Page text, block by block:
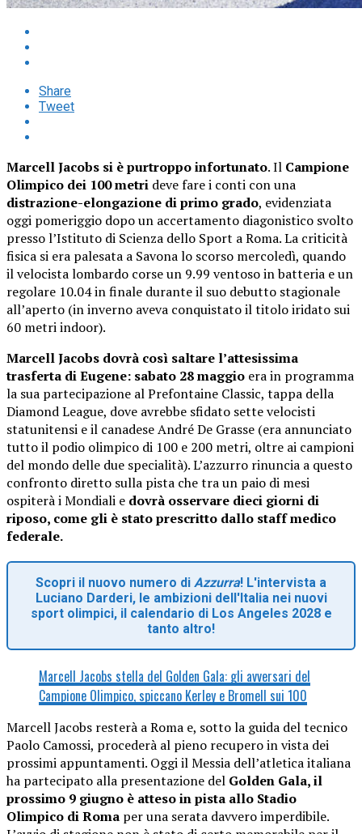
Share
Tweet
Marcell Jacobs si è purtroppo infortunato. Il Campione
Olimpico dei 100 metri deve fare i conti con una
distrazione-elongazione di primo grado, evidenziata
oggi pomeriggio dopo un accertamento diagonistico svolto
presso l’Istituto di Scienza dello Sport a Roma. La criticità
fisica si era palesata a Savona lo scorso mercoledì, quando
il velocista lombardo corse un 9.99 ventoso in batteria e un
regolare 10.04 in finale durante il suo debutto stagionale
all’aperto (in inverno aveva conquistato il titolo iridato sui
60 metri indoor).
Marcell Jacobs dovrà così saltare l’attesissima
trasferta di Eugene: sabato 28 maggio era in programma
la sua partecipazione al Prefontaine Classic, tappa della
Diamond League, dove avrebbe sfidato sette velocisti
statunitensi e il canadese André De Grasse (era annunciato
tutto il podio olimpico di 100 e 200 metri, oltre ai campioni
del mondo delle due specialità). L’azzurro rinuncia a questo
confronto diretto sulla pista che tra un paio di mesi
ospiterà i Mondiali e dovrà osservare dieci giorni di
riposo, come gli è stato prescritto dallo staff medico
federale.
Scopri il nuovo numero di Azzurra! L'intervista a
Luciano Darderi, le ambizioni dell'Italia nei nuovi
sport olimpici, il calendario di Los Angeles 2028 e
tanto altro!
Marcell Jacobs stella del Golden Gala: gli avversari del
Campione Olimpico, spiccano Kerley e Bromell sui 100
Marcell Jacobs resterà a Roma e, sotto la guida del tecnico
Paolo Camossi, procederà al pieno recupero in vista dei
prossimi appuntamenti. Oggi il Messia dell’atletica italiana
ha partecipato alla presentazione del Golden Gala, il
prossimo 9 giugno è atteso in pista allo Stadio
Olimpico di Roma per una serata davvero imperdibile.